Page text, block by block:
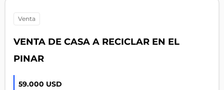
venta
VENTA DE CASA A RECICLAR EN EL
PINAR
59.000 USD